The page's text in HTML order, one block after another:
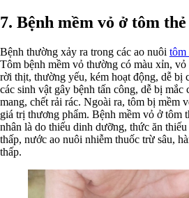
7. Bệnh mềm vỏ ở tôm
Bệnh thường xảy ra trong các ao nuôi tôm
Tôm bệnh mềm vỏ thường có màu xỉn,
rời thịt, thường yếu, kém hoạt động, dễ bị
các sinh vật gây bệnh tấn công, dễ bị mắc
mang, chết rải rác. Ngoài ra, tôm bị mềm
giá trị thương phẩm. Bệnh mềm vỏ ở tôm
nhân là do thiếu dinh dưỡng, thức ăn
thấp, nước ao nuôi nhiễm thuốc trừ sâu,
thấp.